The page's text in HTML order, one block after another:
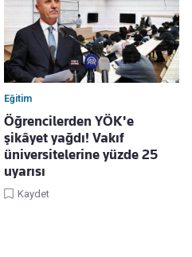
Eğitim
Öğrencilerden YÖK'e
şikâyet yağdı! Vakıf
üniversitelerine yüzde 25
uyarısı
Kaydet